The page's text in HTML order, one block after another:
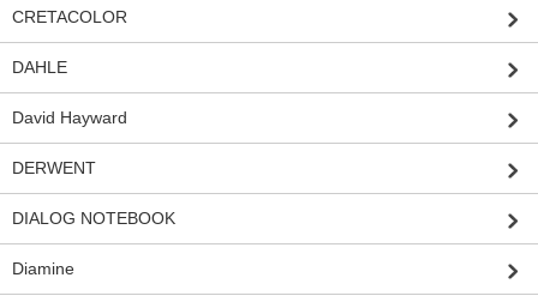
CRETACOLOR
DAHLE
David Hayward
DERWENT
DIALOG NOTEBOOK
Diamine